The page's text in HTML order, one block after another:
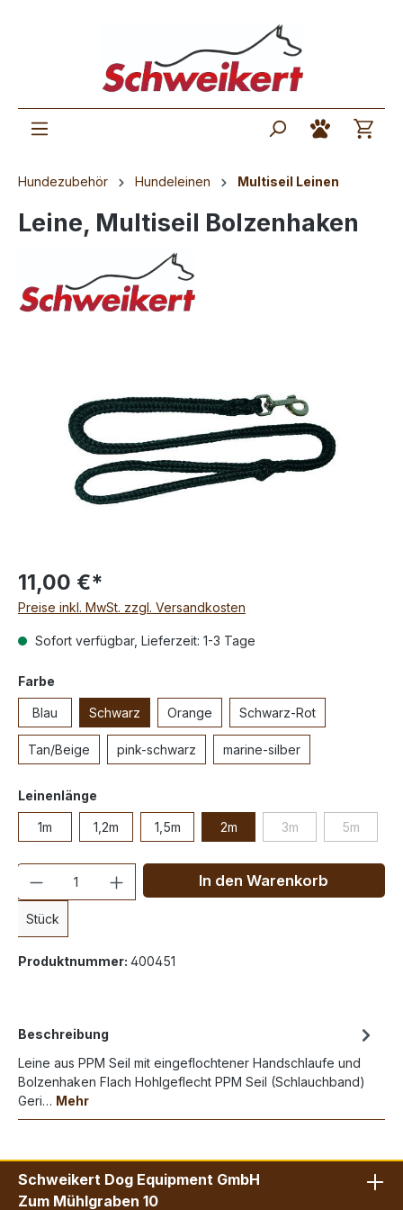
Hundezubehör Hundeleinen Multiseil Leinen
Leine, Multiseil Bolzenhaken
11,00 €*
Preise inkl. MwSt. zzgl. Versandkosten
Sofort verfügbar, Lieferzeit: 1-3 Tage
Farbe
Blau Schwarz Orange Schwarz-Rot
Tan/Beige pink-schwarz marine-silber
Leinenlänge
1m 1,2m 1,5m 2m 3m 5m
Anzahl
Stück
In den Warenkorb
Produktnummer: 400451
Beschreibung
Leine aus PPM Seil mit eingeflochtener Handschlaufe und
Bolzenhaken Flach Hohlgeflecht PPM Seil (Schlauchband)
Geri… Mehr
Schweikert Dog Equipment GmbH
Zum Mühlgraben 10